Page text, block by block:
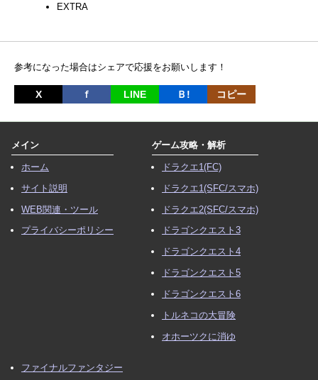
EXTRA
参考になった場合はシェアで応援をお願いします！
X ｆ LINE Ｂ! コピー
メイン
ホーム
サイト説明
WEB関連・ツール
プライバシーポリシー
ゲーム攻略・解析
ドラクエ1(FC)
ドラクエ1(SFC/スマホ)
ドラクエ2(SFC/スマホ)
ドラゴンクエスト3
ドラゴンクエスト4
ドラゴンクエスト5
ドラゴンクエスト6
トルネコの大冒険
オホーツクに消ゆ
ファイナルファンタジー